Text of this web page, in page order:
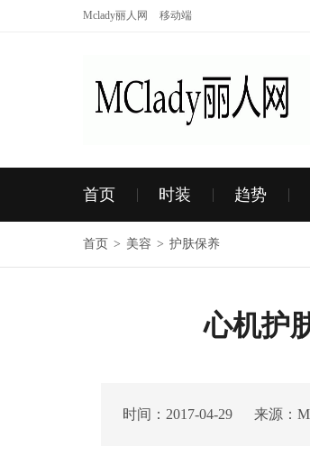
Mclady丽人网 移动端
首页 时装 趋势
首页 > 美容 > 护肤保养
心机护
时间：2017-04-29 来源：